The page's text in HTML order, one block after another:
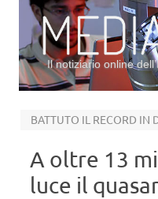
Il notiziario online
A oltre 13
luce il